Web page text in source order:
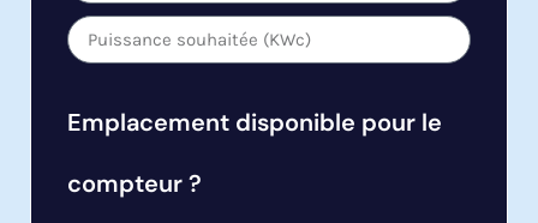
Emplacement disponible pour le
compteur ?